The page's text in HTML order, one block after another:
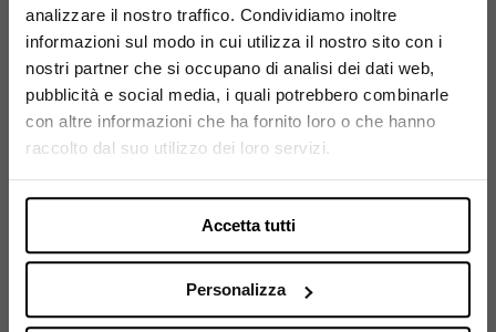
analizzare il nostro traffico. Condividiamo inoltre
informazioni sul modo in cui utilizza il nostro sito con i
nostri partner che si occupano di analisi dei dati web,
pubblicità e social media, i quali potrebbero combinarle
con altre informazioni che ha fornito loro o che hanno
raccolto dal suo utilizzo dei loro servizi.
Accetta tutti
Personalizza
ISCRIVITI ALLA NEWSLETTER
Resta sempre aggiornato su
tutte le novità Enovely
Utilizza il coupon NEWENOVELY
per avere un 10% di sconto sul tuo primo ordine!
Si, sono maggiorenne.